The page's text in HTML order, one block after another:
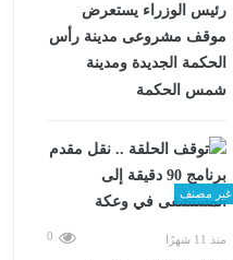
رئيس الوزراء يستعرض
موقف مشروعى مدينة رأس
الحكمة الجديدة ومدينة
شمس الحكمة
غير مصنف
منذ 11 شهرًا 0